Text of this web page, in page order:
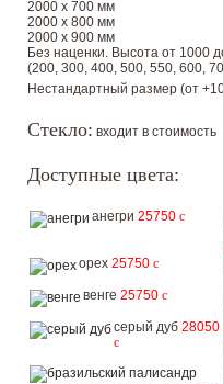
2000 х 700 мм
2000 х 800 мм
2000 х 900 мм
Без наценки. Высота от 1000
(200, 300, 400, 500, 550, 600,
Нестандартный размер (от
Стекло: входит в стоимость
Доступные цвета:
анегри 25750 c
орех 25750 c
венге 25750 c
серый дуб 28050
c